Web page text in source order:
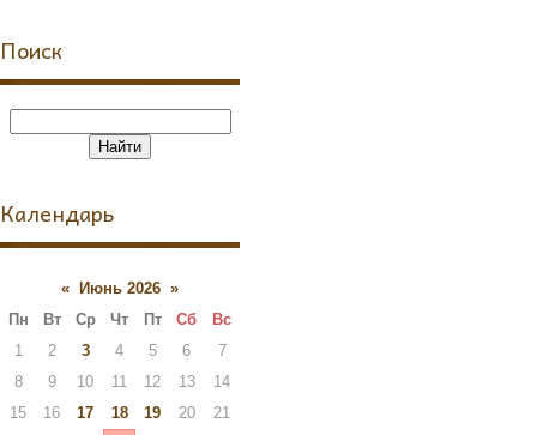
Поиск
Календарь
« Июнь 2026 »
Пн
Вт Ср Чт Пт Сб
Вс
1
2 3 4 5 6
7
8
9 10 11 12 13
14
15
16 17 18 19 20
21